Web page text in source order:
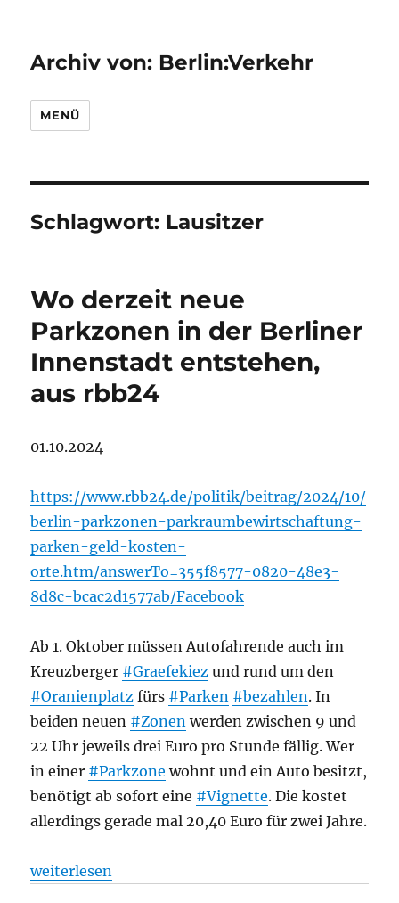
Archiv von: Berlin:Verkehr
MENÜ
Schlagwort: Lausitzer
Wo derzeit neue
Parkzonen in der Berliner
Innenstadt entstehen,
aus rbb24
01.10.2024
https://www.rbb24.de/politik/beitrag/2024/10/
berlin-parkzonen-parkraumbewirtschaftung-
parken-geld-kosten-
orte.htm/answerTo=355f8577-0820-48e3-
8d8c-bcac2d1577ab/Facebook
Ab 1. Oktober müssen Autofahrende auch im
Kreuzberger #Graefekiez und rund um den
#Oranienplatz fürs #Parken #bezahlen. In
beiden neuen #Zonen werden zwischen 9 und
22 Uhr jeweils drei Euro pro Stunde fällig. Wer
in einer #Parkzone wohnt und ein Auto besitzt,
benötigt ab sofort eine #Vignette. Die kostet
allerdings gerade mal 20,40 Euro für zwei Jahre.
„Wo derzeit neue Parkzonen in der Berliner
weiterlesen